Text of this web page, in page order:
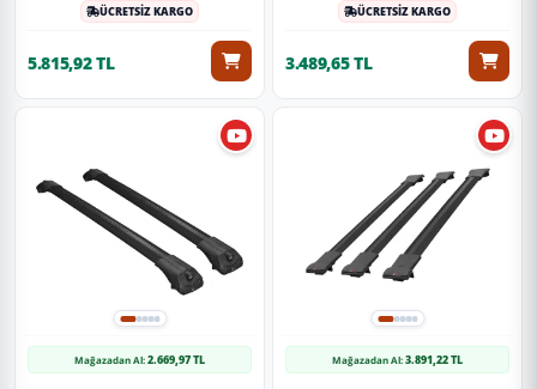
görmeyecek şekilde paketlenerek tarafınıza ulaştırılır. %100
ÜCRETSİZ KARGO
5.815,92 TL
ÜCRETSİZ KARGO
3.489,65 TL
Mağazadan Al:2.669,97 TL Mağazadan Al:3.891,22 TL